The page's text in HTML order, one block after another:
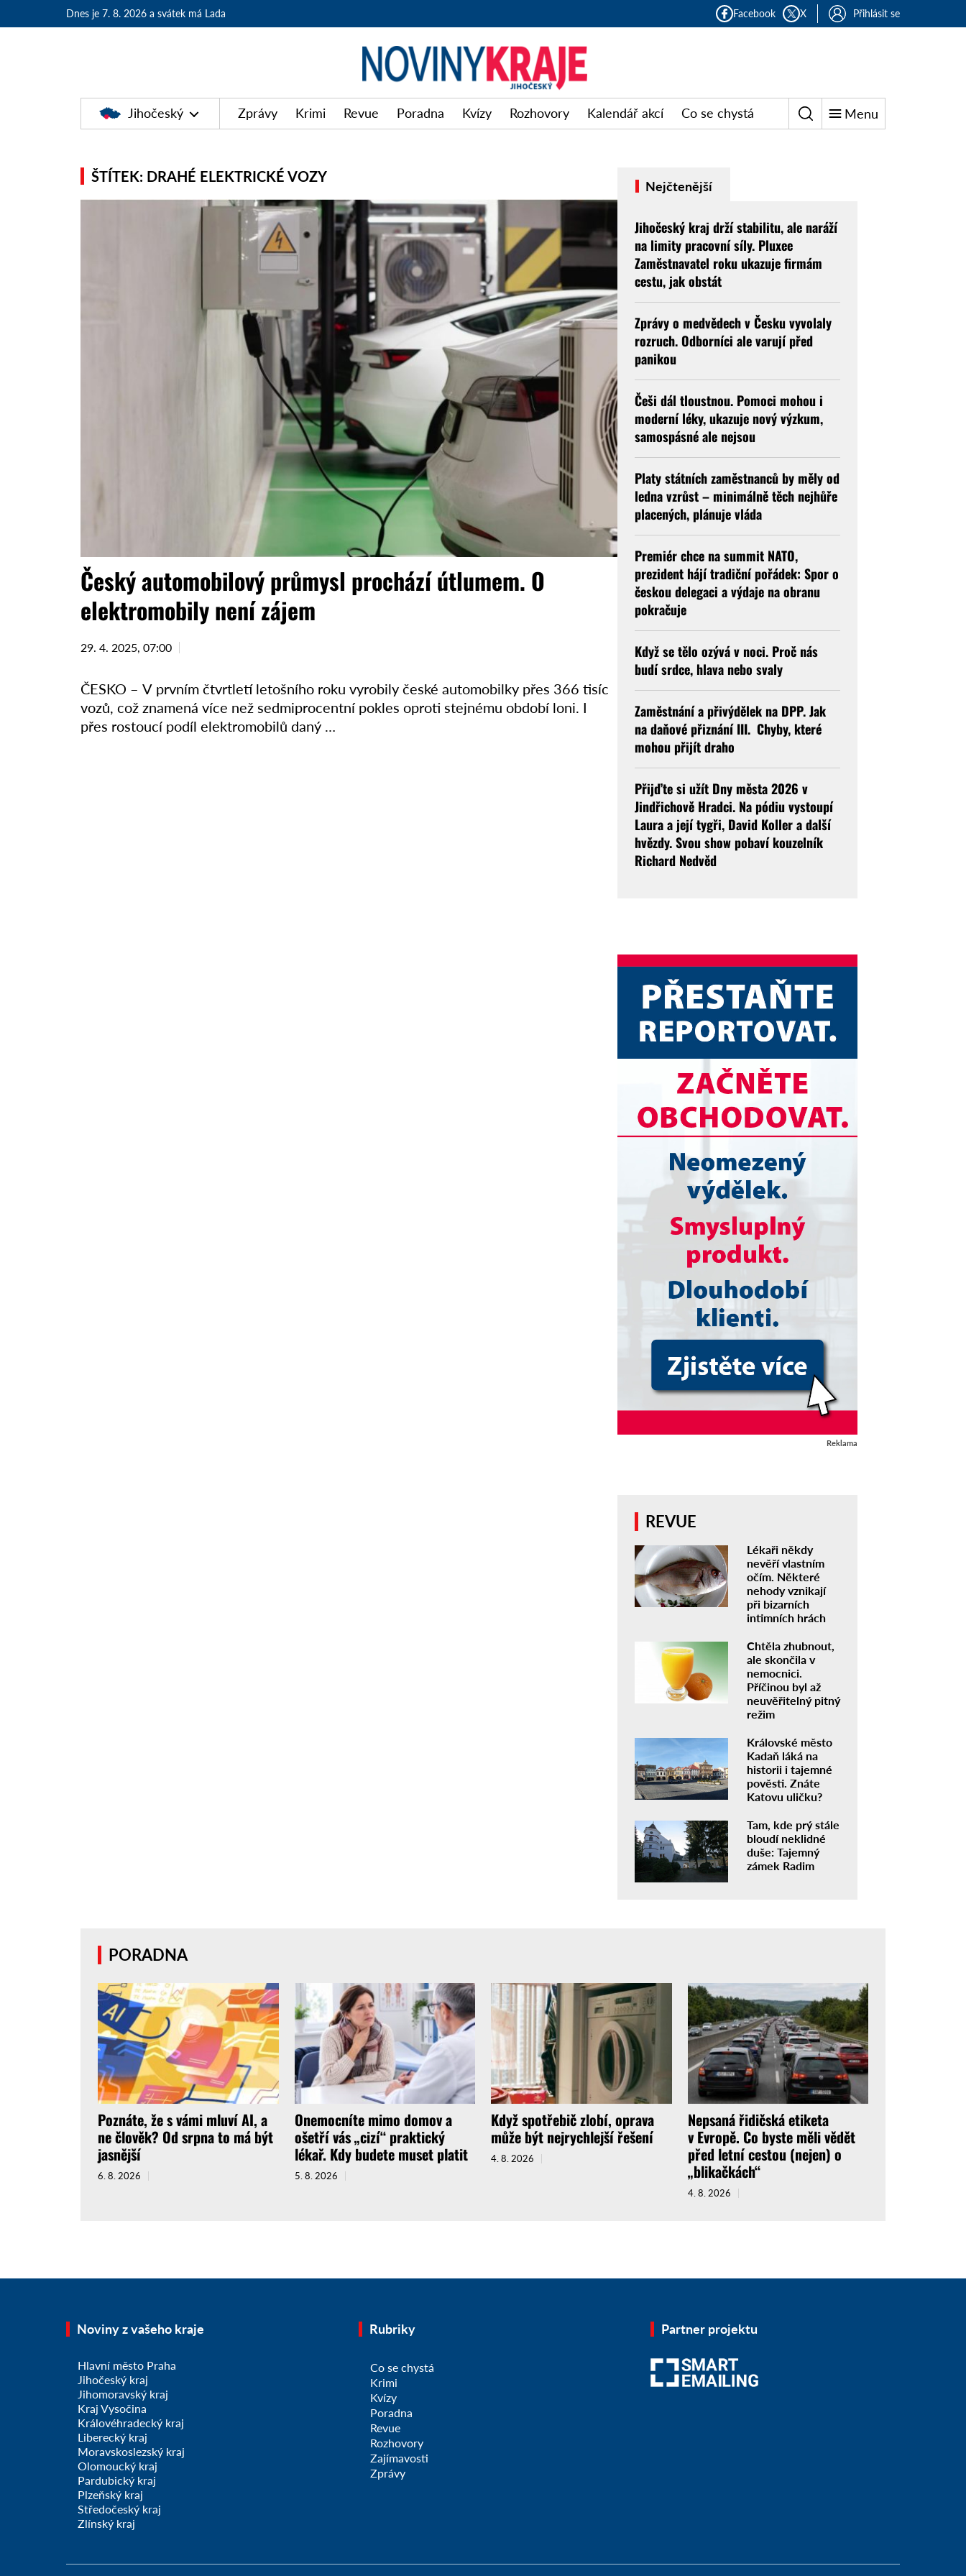
Dnes je 7. 8. 2026 a svátek má Lada Facebook X Přihlásit se
Jihočeský Zprávy Krimi Revue Poradna Kvízy Rozhovory Kalendář akcí Co se chystá Menu
ŠTÍTEK: DRAHÉ ELEKTRICKÉ VOZY
Český automobilový průmysl prochází útlumem. O
elektromobily není zájem
29. 4. 2025, 07:00
ČESKO – V prvním čtvrtletí letošního roku vyrobily české automobilky přes 366 tisíc
vozů, což znamená více než sedmiprocentní pokles oproti stejnému období loni. I
přes rostoucí podíl elektromobilů daný …
Nejčtenější
Jihočeský kraj drží stabilitu, ale naráží
na limity pracovní síly. Pluxee
Zaměstnavatel roku ukazuje firmám
cestu, jak obstát
Zprávy o medvědech v Česku vyvolaly
rozruch. Odborníci ale varují před
panikou
Češi dál tloustnou. Pomoci mohou i
moderní léky, ukazuje nový výzkum,
samospásné ale nejsou
Platy státních zaměstnanců by měly od
ledna vzrůst – minimálně těch nejhůře
placených, plánuje vláda
Premiér chce na summit NATO,
prezident hájí tradiční pořádek: Spor o
českou delegaci a výdaje na obranu
pokračuje
Když se tělo ozývá v noci. Proč nás
budí srdce, hlava nebo svaly
Zaměstnání a přivýdělek na DPP. Jak
na daňové přiznání III. Chyby, které
mohou přijít draho
Přijďte si užít Dny města 2026 v
Jindřichově Hradci. Na pódiu vystoupí
Laura a její tygři, David Koller a další
hvězdy. Svou show pobaví kouzelník
Richard Nedvěd
Reklama
REVUE
Lékaři někdy
nevěří vlastním
očím. Některé
nehody vznikají
při bizarních
intimních hrách
Chtěla zhubnout,
ale skončila v
nemocnici.
Příčinou byl až
neuvěřitelný pitný
režim
Královské město
Kadaň láká na
historii i tajemné
pověsti. Znáte
Katovu uličku?
Tam, kde prý stále
bloudí neklidné
duše: Tajemný
zámek Radim
PORADNA
Poznáte, že s vámi mluví AI, a
ne člověk? Od srpna to má být
jasnější
6. 8. 2026
Onemocníte mimo domov a
ošetří vás „cizí“ praktický
lékař. Kdy budete muset platit
5. 8. 2026
Když spotřebič zlobí, oprava
může být nejrychlejší řešení
4. 8. 2026
Nepsaná řidičská etiketa
v Evropě. Co byste měli vědět
před letní cestou (nejen) o
„blikačkách“
4. 8. 2026
Noviny z vašeho kraje
Hlavní město Praha
Jihočeský kraj
Jihomoravský kraj
Kraj Vysočina
Královéhradecký kraj
Liberecký kraj
Moravskoslezský kraj
Olomoucký kraj
Pardubický kraj
Plzeňský kraj
Středočeský kraj
Zlínský kraj
Rubriky
Co se chystá
Krimi
Kvízy
Poradna
Revue
Rozhovory
Zajímavosti
Zprávy
Partner projektu